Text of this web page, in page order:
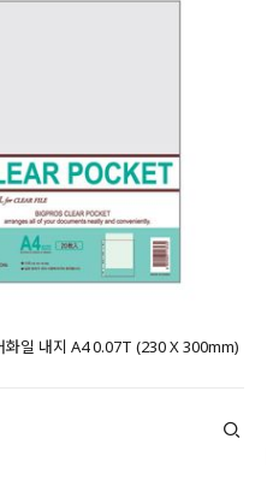
화일 내지 A4 0.07T (230 X 300mm)